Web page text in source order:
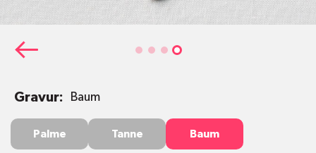
Gravur: Baum
PalmePalme TanneTanne BaumBaum